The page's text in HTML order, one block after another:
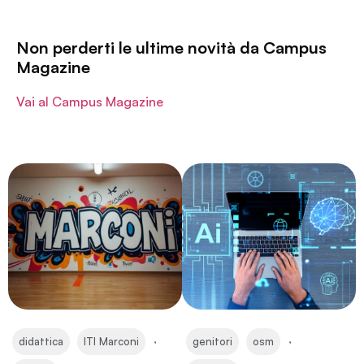
Non perderti le ultime novità da Campus
Magazine
Vai al Campus Magazine
didattica ITI Marconi , genitori osm ,